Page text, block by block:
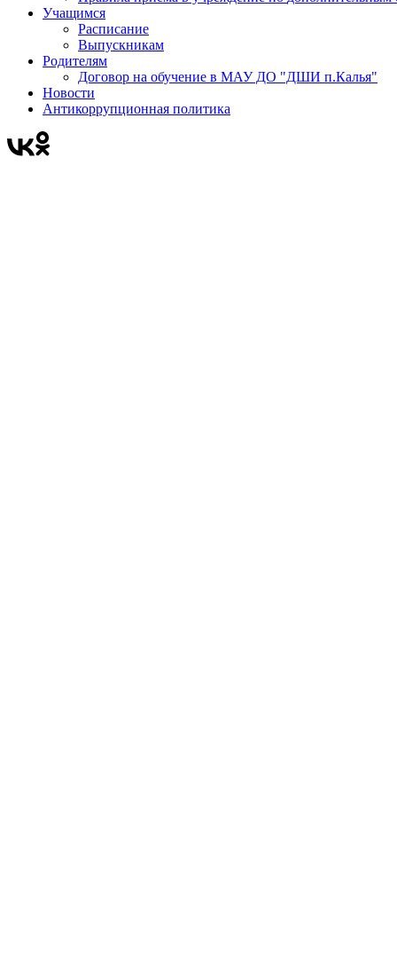
Учащимся
Расписание
Выпускникам
Родителям
Договор на обучение в МАУ ДО "ДШИ п.Калья"
Новости
Антикоррупционная политика